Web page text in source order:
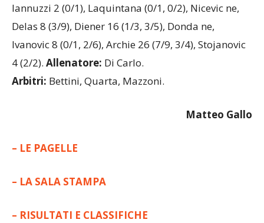
lannuzzi 2 (0/1), Laquintana (0/1, 0/2), Nicevic ne,
Delas 8 (3/9), Diener 16 (1/3, 3/5), Donda ne,
Ivanovic 8 (0/1, 2/6), Archie 26 (7/9, 3/4), Stojanovic
4 (2/2). Allenatore: Di Carlo.
Arbitri: Bettini, Quarta, Mazzoni.
Matteo Gallo
– LE PAGELLE
– LA SALA STAMPA
– RISULTATI E CLASSIFICHE